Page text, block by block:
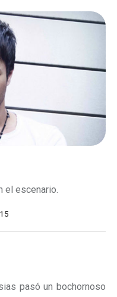
el escenario.
pasó un bochornoso